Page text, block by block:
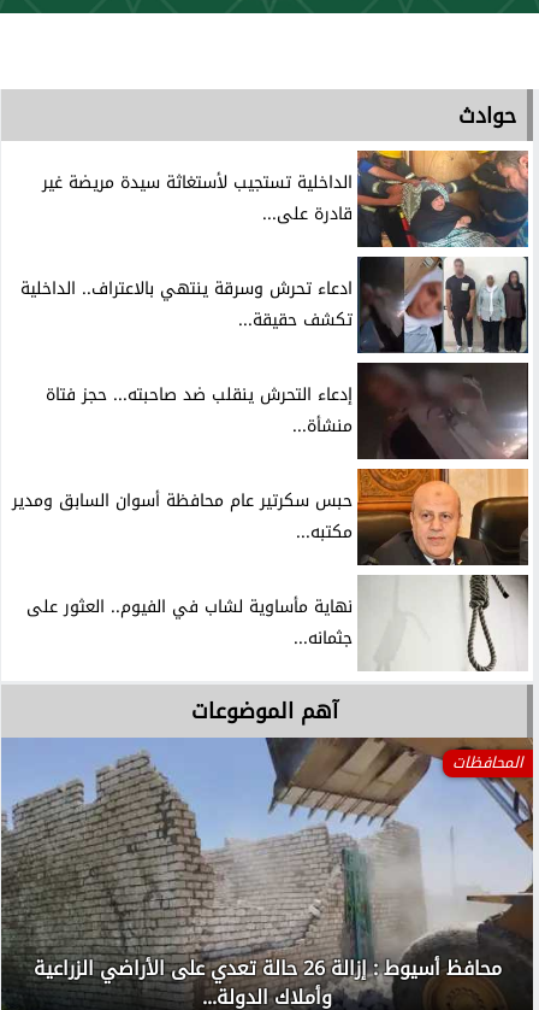
حوادث
الداخلية تستجيب لأستغاثة سيدة مريضة غير
قادرة على...
ادعاء تحرش وسرقة ينتهي بالاعتراف.. الداخلية
تكشف حقيقة...
إدعاء التحرش ينقلب ضد صاحبته... حجز فتاة
منشأة...
حبس سكرتير عام محافظة أسوان السابق ومدير
مكتبه...
نهاية مأساوية لشاب في الفيوم.. العثور على
جثمانه...
آهم الموضوعات
المحافظات
محافظ أسيوط : إزالة 26 حالة تعدي على الأراضي الزراعية
وأملاك الدولة...